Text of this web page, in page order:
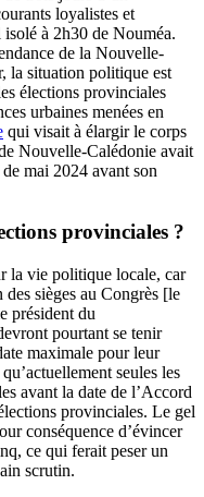
loyalistes et
à 2h30 de Nouméa.
de la Nouvelle-
la situation politique est
élections provinciales
urbaines menées en
qui visait à élargir le corps
Nouvelle-Calédonie avait
mai 2024 avant son
provinciales ?
la vie politique locale, car
sièges au Congrès [le
président du
pourtant se tenir
maximale pour leur
seules les
avant la date de l’Accord
provinciales. Le gel
conséquence d’évincer
ce qui ferait peser un
scrutin.